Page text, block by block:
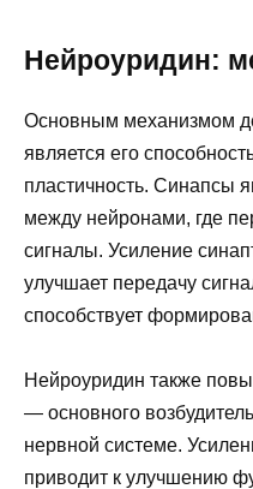
Нейроуридин:
Основным механизмом
является его
пластичность. Синапсы
между нейронами, где
сигналы. Усиление
улучшает передачу
способствует
Нейроуридин также
— основного
нервной системе.
приводит к улучшению